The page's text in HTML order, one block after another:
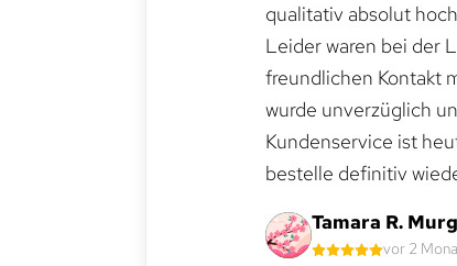
qualitativ absolut
Leider waren bei der
freundlichen Kontakt
wurde unverzüglich
Kundenservice ist
bestelle definitiv
Tamara R.
vor 2